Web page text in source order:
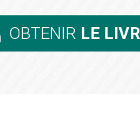
OBTENIR LE